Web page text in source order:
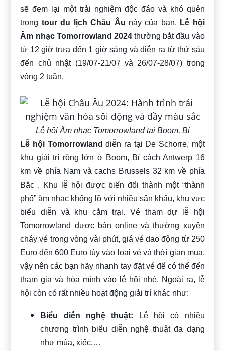
sẽ đem lại một trải nghiệm độc đáo và khó quên
trong tour du lịch Châu Âu này của bạn. Lễ hội
Âm nhạc Tomorrowland 2024thường bắt đầu vào
từ 12 giờ trưa đến 1 giờ sáng và diễn ra từ thứ sáu
đến chủ nhật (19/07-21/07 và 26/07-28/07) trong
vòng 2 tuần.
Lễ hội Âm nhạc Tomorrowland tại Boom, Bỉ
Lễ hội Tomorrowland diễn ra tại De Schorre, một
khu giải trí rộng lớn ở Boom, Bỉ cách Antwerp 16
km về phía Nam và cachs Brussels 32 km về phía
Bắc . Khu lễ hội được biến đổi thành một “thành
phố” âm nhạc khổng lồ với nhiều sân khấu, khu vực
biểu diễn và khu cắm trại. Vé tham dự lễ hội
Tomorrowland được bán online và thường xuyên
cháy vé trong vòng vài phút, giá vé dao động từ 250
Euro đến 600 Euro tùy vào loại vé và thời gian mua,
vậy nên các bạn hãy nhanh tay đặt vé để có thể đến
tham gia và hòa mình vào lễ hội nhé. Ngoài ra, lễ
hội còn có rất nhiều hoạt động giải trí khác như:
Biểu diễn nghệ thuật: Lễ hội có nhiều
chương trình biểu diễn nghệ thuật đa dạng
như múa, xiếc,…